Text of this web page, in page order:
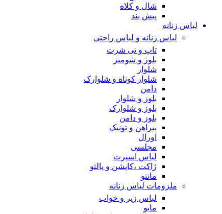
شال و کلاه
پیش بند
لباس زنانه
لباس زنانه و لباس راحتی
تاپ و تی شرت
بلوز و شومیز
شلوار
شلوار کوتاه و شلوارک
دامن
بلوز و شلوار
بلوز و شلوارک
بلوز و دامن
پیراهن و تونیک
اورال
مجلسی
لباس اسپرت
ژاکت ،کاپشن و پالتو
مانتو
ملزومات لباس زنانه
لباس زیر و خواب
مایو